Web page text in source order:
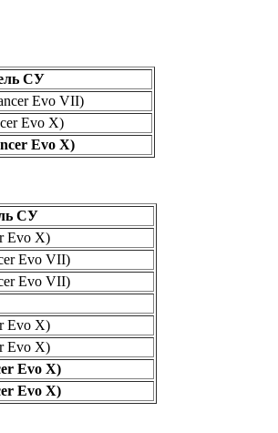
СУ
Evo VII)
Evo Х)
Evo Х)
СУ
Evo Х)
Evo VII)
Evo VII)
Evo Х)
Evo Х)
Evo Х)
Evo Х)